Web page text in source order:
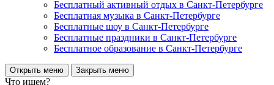
Бесплатный активный отдых в Санкт-Петербурге
Бесплатная музыка в Санкт-Петербурге
Бесплатные шоу в Санкт-Петербурге
Бесплатные праздники в Санкт-Петербурге
Бесплатное образование в Санкт-Петербурге
Открыть меню Закрыть меню
Что ищем?